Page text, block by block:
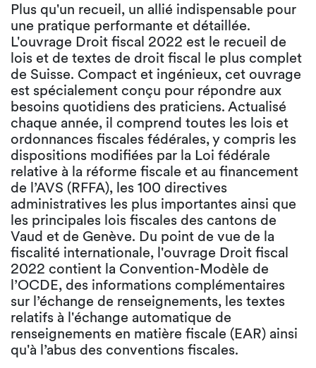
Plus qu'un recueil, un allié indispensable pour
une pratique performante et détaillée.
L'ouvrage Droit fiscal 2022 est le recueil de
lois et de textes de droit fiscal le plus complet
de Suisse. Compact et ingénieux, cet ouvrage
est spécialement conçu pour répondre aux
besoins quotidiens des praticiens. Actualisé
chaque année, il comprend toutes les lois et
ordonnances fiscales fédérales, y compris les
dispositions modifiées par la Loi fédérale
relative à la réforme fiscale et au financement
de l’AVS (RFFA), les 100 directives
administratives les plus importantes ainsi que
les principales lois fiscales des cantons de
Vaud et de Genève. Du point de vue de la
fiscalité internationale, l'ouvrage Droit fiscal
2022 contient la Convention-Modèle de
l’OCDE, des informations complémentaires
sur l’échange de renseignements, les textes
relatifs à l'échange automatique de
renseignements en matière fiscale (EAR) ainsi
qu'à l’abus des conventions fiscales.